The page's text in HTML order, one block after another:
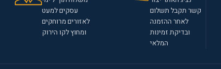
קשר תקבל תשלום
לאחר ההזמנה
ובדיקת זמינות
המלאי
עסקים למעט
לאזורים מרוחקים
ומחוץ לקו הירוק